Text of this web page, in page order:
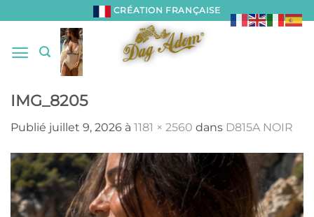
au
contenu
CRÉATION FRANÇAISE
IMG_8205
Publié juillet 9, 2026 à 1181 × 2560 dans D815A NOIR